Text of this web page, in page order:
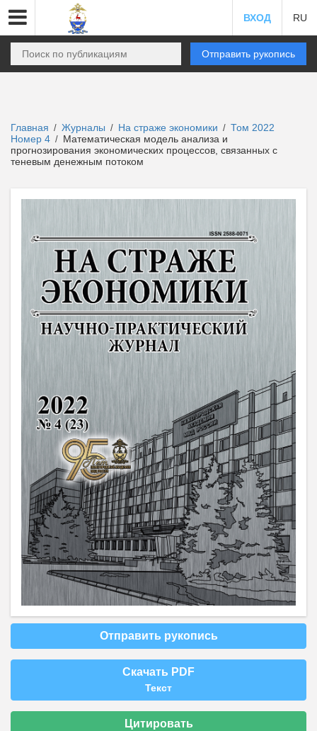
ВХОД RU
Отправить рукопись
Главная / Журналы / На страже экономики / Том 2022
Номер 4 / Математическая модель анализа и
прогнозирования экономических процессов, связанных с
теневым денежным потоком
Отправить рукопись
Скачать PDF
Текст
Цитировать